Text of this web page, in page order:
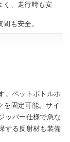
く、走行時も安
も安全。
。ペットボトルホ
を固定可能。サイ
ッパー仕様で急な
する反射材も装備